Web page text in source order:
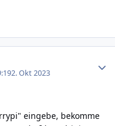
2. Okt 2023
eingebe, bekomme